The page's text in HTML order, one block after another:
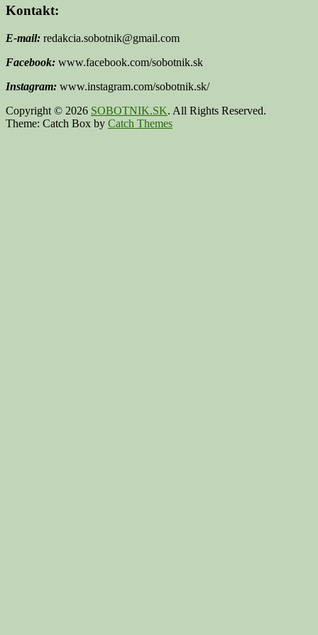
Kontakt:
E-mail: redakcia.sobotnik@gmail.com
Facebook: www.facebook.com/sobotnik.sk
Instagram: www.instagram.com/sobotnik.sk/
Copyright © 2026 SOBOTNIK.SK. All Rights Reserved.
Theme: Catch Box by Catch Themes